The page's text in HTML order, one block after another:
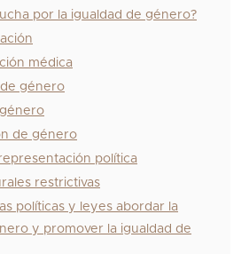
por la igualdad de género?
médica
género
de género
política
restrictivas
políticas y leyes abordar la
y promover la igualdad de